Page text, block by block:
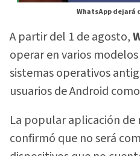
WhatsApp dejará
A partir del 1 de agosto,
operar en varios
sistemas operativos
usuarios de Android
La popular aplicación de
confirmó que no será